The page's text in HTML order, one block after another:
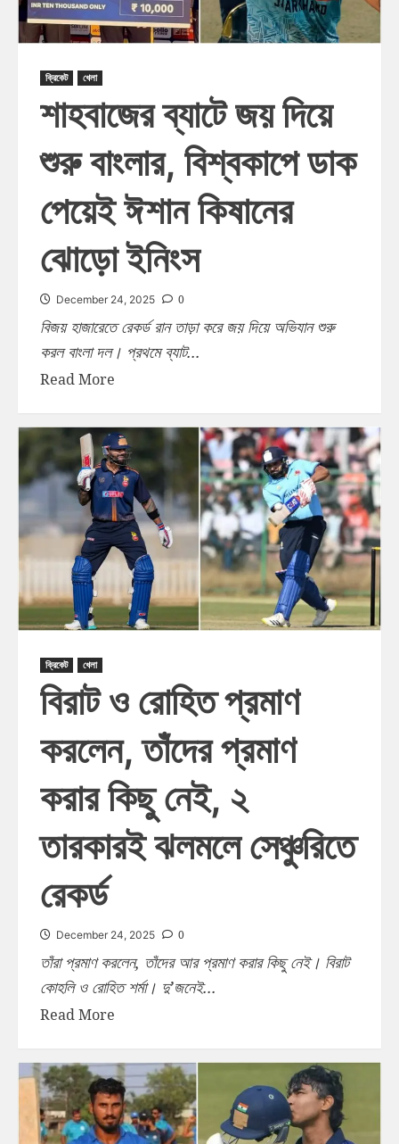
ক্রিকেট খেলা
শাহবাজের ব্যাটে জয় দিয়ে
শুরু বাংলার, বিশ্বকাপে ডাক
পেয়েই ঈশান কিষানের
ঝোড়ো ইনিংস
December 24, 2025 0
বিজয় হাজারেতে রেকর্ড রান তাড়া করে জয় দিয়ে অভিযান শুরু
করল বাংলা দল। প্রথমে ব্যাট...
Read More
ক্রিকেট খেলা
বিরাট ও রোহিত প্রমাণ
করলেন, তাঁদের প্রমাণ
করার কিছু নেই, ২
তারকারই ঝলমলে সেঞ্চুরিতে
রেকর্ড
December 24, 2025 0
তাঁরা প্রমাণ করলেন, তাঁদের আর প্রমাণ করার কিছু নেই। বিরাট
কোহলি ও রোহিত শর্মা। দু’জনেই...
Read More